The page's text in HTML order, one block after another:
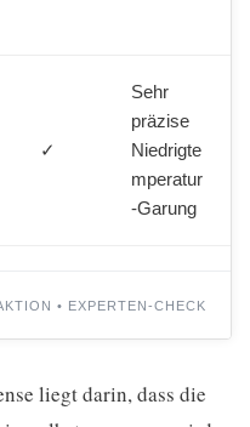
✓
Sehr
präzise
Niedrigte
mperatur
-Garung
• EXPERTEN-CHECK
liegt darin, dass die